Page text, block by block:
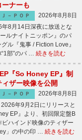
ーナーも
Ｊ－ＰＯＰ
2026年8月8日
8月14日深夜に放送とな
ルナイトニッポン』のパ
ル『鬼事 / Fiction Love』
部”のパ … 続きを読む
『So Honey EP』制
ザー映像を公開
Ｊ－ＰＯＰ
2026年8月8日
年9月2日にリリースと
EP』より、初回限定盤B
ハインド映像のティザー
」の中の印 … 続きを読む